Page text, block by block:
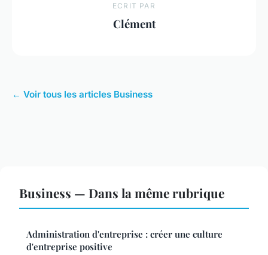
ECRIT PAR
Clément
← Voir tous les articles Business
Business — Dans la même rubrique
Administration d'entreprise : créer une culture
d'entreprise positive